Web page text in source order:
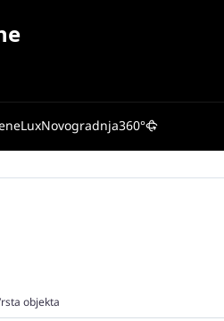
LuxNovogradnja360°
objekta